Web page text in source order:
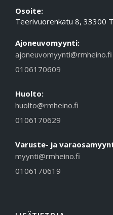
Osoite:
Teerivuorenkatu 8, 33300
Ajoneuvomyynti:
ajoneuvomyynti@rmheino.fi
0106170609
Huolto:
huolto@rmheino.fi
0106170629
Varuste- ja
myynti@rmheino.fi
0106170619